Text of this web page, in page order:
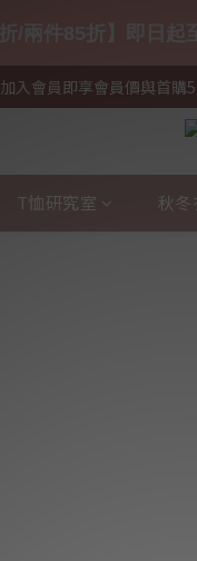
加入會員即享會員價與首購
T恤研究室 秋冬